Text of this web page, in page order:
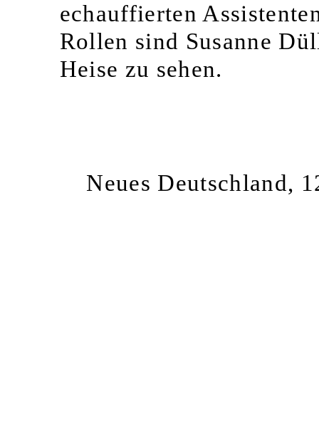
echauffierten
Rollen sind Susanne
Heise zu sehen.
Neues Deutschland,